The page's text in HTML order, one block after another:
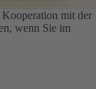
mit der
wenn Sie im